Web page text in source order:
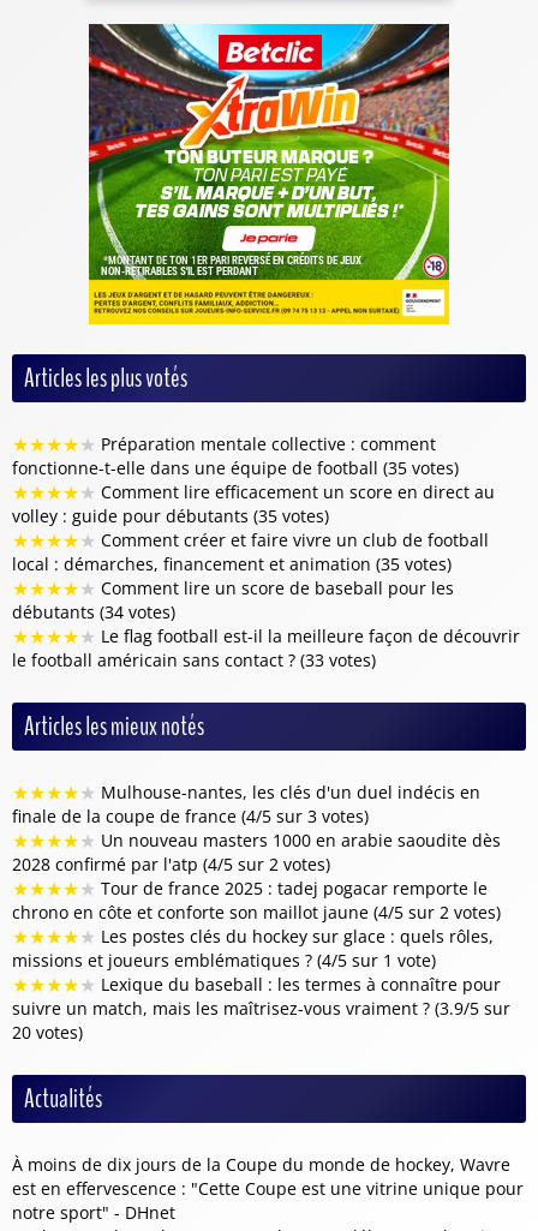
Articles les plus votés
★★★★★ Préparation mentale collective : comment
fonctionne-t-elle dans une équipe de football (35 votes)
★★★★★ Comment lire efficacement un score en direct au
volley : guide pour débutants (35 votes)
★★★★★ Comment créer et faire vivre un club de football
local : démarches, financement et animation (35 votes)
★★★★★ Comment lire un score de baseball pour les
débutants (34 votes)
★★★★★ Le flag football est-il la meilleure façon de découvrir
le football américain sans contact ? (33 votes)
Articles les mieux notés
★★★★★ Mulhouse-nantes, les clés d'un duel indécis en
finale de la coupe de france (4/5 sur 3 votes)
★★★★★ Un nouveau masters 1000 en arabie saoudite dès
2028 confirmé par l'atp (4/5 sur 2 votes)
★★★★★ Tour de france 2025 : tadej pogacar remporte le
chrono en côte et conforte son maillot jaune (4/5 sur 2 votes)
★★★★★ Les postes clés du hockey sur glace : quels rôles,
missions et joueurs emblématiques ? (4/5 sur 1 vote)
★★★★★ Lexique du baseball : les termes à connaître pour
suivre un match, mais les maîtrisez-vous vraiment ? (3.9/5 sur
20 votes)
Actualités
À moins de dix jours de la Coupe du monde de hockey, Wavre
est en effervescence : "Cette Coupe est une vitrine unique pour
notre sport" - DHnet